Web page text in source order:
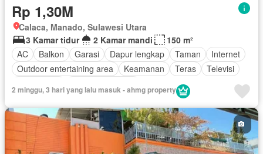
Rp 1,30M
Calaca, Manado, Sulawesi Utara
3 Kamar tidur
2 Kamar mandi
150 m²
AC
Balkon Garasi Dapur lengkap Taman
Internet
Outdoor entertaining area
Keamanan Teras
Televisi
2 minggu, 3 hari yang lalu masuk - ahmg property